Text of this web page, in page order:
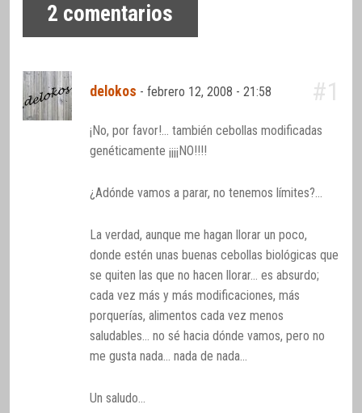
2 comentarios
delokos -febrero 12, 2008 - 21:58 #1
¡No, por favor!… también cebollas modificadas
genéticamente ¡¡¡¡NO!!!!
¿Adónde vamos a parar, no tenemos límites?…
La verdad, aunque me hagan llorar un poco,
donde estén unas buenas cebollas biológicas que
se quiten las que no hacen llorar… es absurdo;
cada vez más y más modificaciones, más
porquerías, alimentos cada vez menos
saludables… no sé hacia dónde vamos, pero no
me gusta nada… nada de nada…
Un saludo…